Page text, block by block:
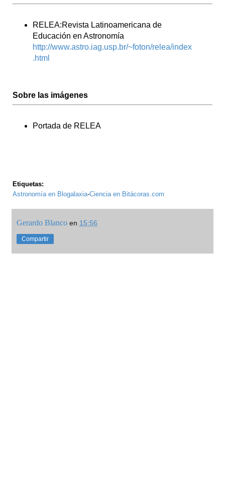
RELEA:Revista Latinoamericana de
Educación en Astronomía
http://www.astro.iag.usp.br/~foton/relea/index
.html
Sobre las imágenes
Portada de RELEA
Etiquetas:
Astronomía en Blogalaxia-Ciencia en Bitácoras.com
Gerardo Blanco en 15:56
Compartir